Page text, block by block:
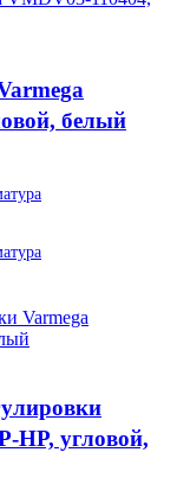
белый
НР, угловой,